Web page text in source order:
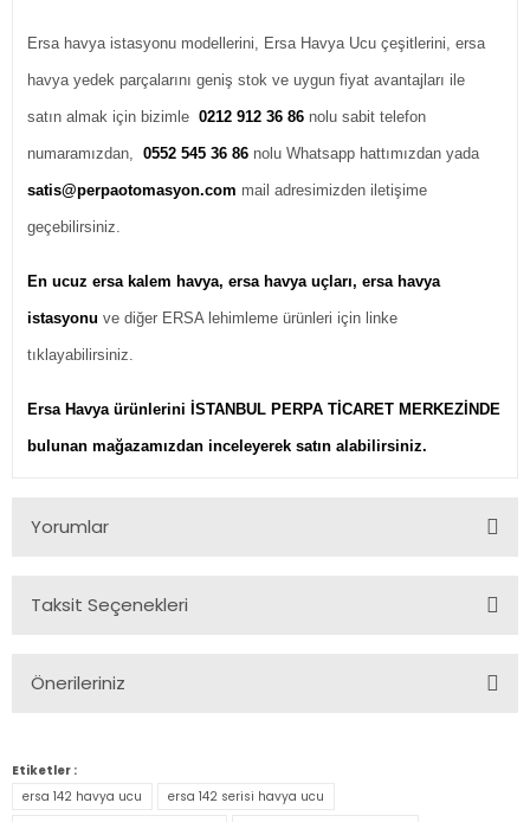
Ersa havya istasyonu modellerini, Ersa Havya Ucu çeşitlerini, ersa
havya yedek parçalarını geniş stok ve uygun fiyat avantajları ile
satın almak için bizimle 0212 912 36 86 nolu sabit telefon
numaramızdan, 0552 545 36 86 nolu Whatsapp hattımızdan yada
satis@perpaotomasyon.com mail adresimizden iletişime
geçebilirsiniz.
En ucuz ersa kalem havya, ersa havya uçları, ersa havya
istasyonu ve diğer ERSA lehimleme ürünleri için linke
tıklayabilirsiniz.
Ersa Havya ürünlerini İSTANBUL PERPA TİCARET MERKEZİNDE
bulunan mağazamızdan inceleyerek satın alabilirsiniz.
Yorumlar
Taksit Seçenekleri
Önerileriniz
konularda yetersiz gördüğünüz noktaları öneri formunu
kullanarak tarafımıza iletebilirsiniz.
Görüş ve önerileriniz için teşekkür ederiz.
Etiketler :
ersa 142 havya ucu
ersa 142 serisi havya ucu